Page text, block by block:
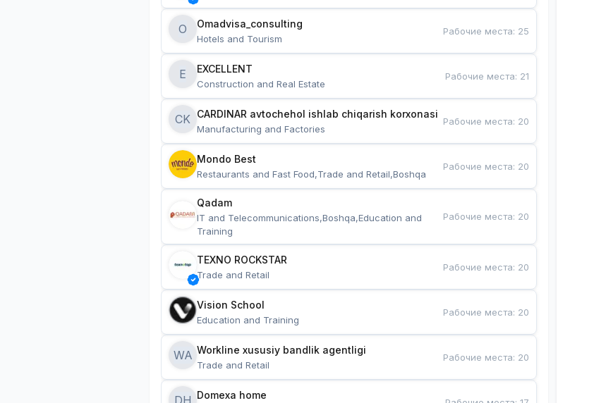
O Omadvisa_consulting
Hotels and Tourism
Рабочие места: 25
E EXCELLENT
Construction and Real Estate
Рабочие места: 21
CK CARDINAR avtochehol ishlab chiqarish korxonasi
Manufacturing and Factories
Рабочие места: 20
Mondo Best
Restaurants and Fast Food,Trade and Retail,Boshqa
Рабочие места: 20
Qadam
IT and Telecommunications,Boshqa,Education and
Training
Рабочие места: 20
TEXNO ROCKSTAR
Trade and Retail
Рабочие места: 20
Vision School
Education and Training
Рабочие места: 20
WA Workline xususiy bandlik agentligi
Trade and Retail
Рабочие места: 20
DH Domexa home